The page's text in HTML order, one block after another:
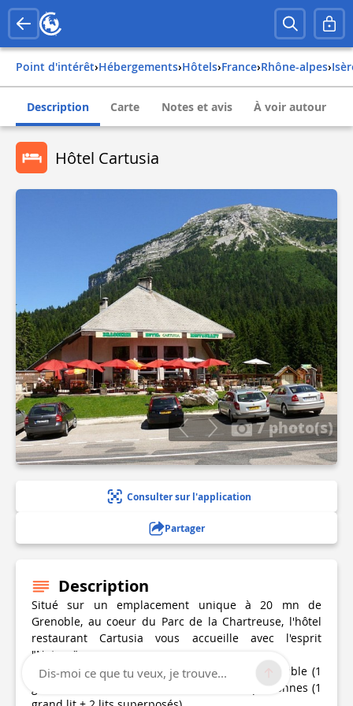
Point d'intérêt› Hébergements› Hôtels› france› rhône-alpes›
Description Carte Notes et avis À voir autour
Hôtel Cartusia
7 photo(s)
Consulter sur l'application
Partager
Description
Situé sur un emplacement unique à 20 mn de
Grenoble, au coeur du Parc de la Chartreuse, l'hôtel
restaurant Cartusia vous accueille avec l'esprit
"Nature".
L'hôtel possède 21 chambres : 14 single ou double (1
grand lit), 3 twin, 4 chambres de 3 ou 4 personnes (1
Dis-moi ce que tu veux, je trouve...